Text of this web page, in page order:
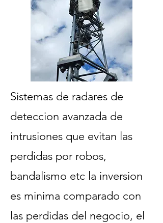
Sistemas de radares de
deteccion avanzada de
intrusiones que evitan las
perdidas por robos,
bandalismo etc la inversion
es minima comparado con
las perdidas del negocio, el